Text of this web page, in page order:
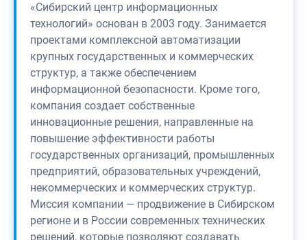
«Сибирский центр информационных
технологий» основан в 2003 году. Занимается
проектами комплексной автоматизации
крупных государственных и коммерческих
структур, а также обеспечением
информационной безопасности. Кроме того,
компания создает собственные
инновационные решения, направленные на
повышение эффективности работы
государственных организаций, промышленных
предприятий, образовательных учреждений,
некоммерческих и коммерческих структур.
Миссия компании — продвижение в Сибирском
регионе и в России современных технических
решений, которые позволяют создавать